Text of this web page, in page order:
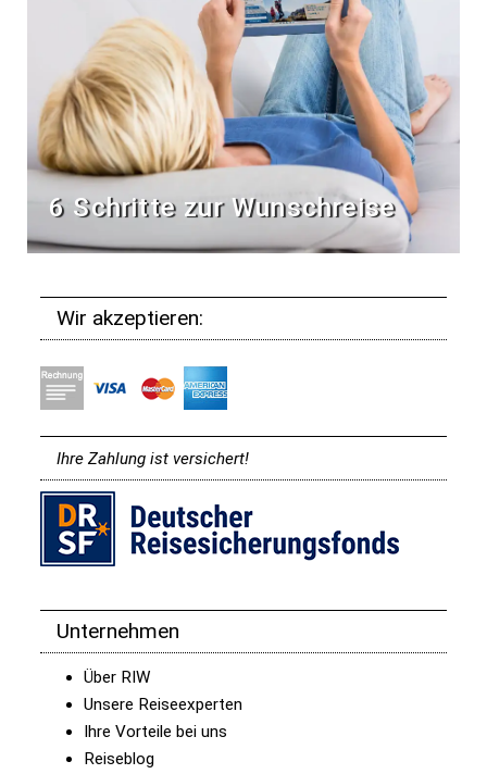
6 Schritte zur Wunschreise
Wir akzeptieren:
Ihre Zahlung ist versichert!
Unternehmen
Über RIW
Unsere Reiseexperten
Ihre Vorteile bei uns
Reiseblog